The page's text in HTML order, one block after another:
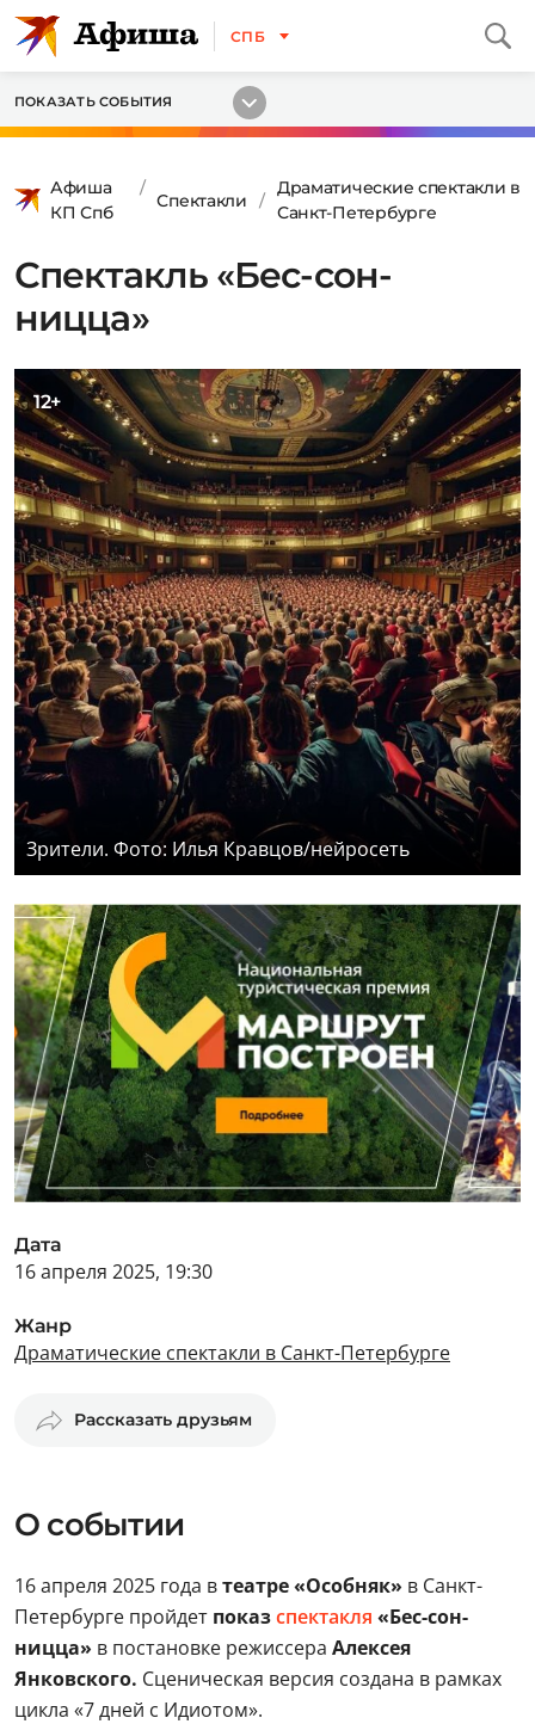
СПБ
ПОКАЗАТЬ СОБЫТИЯ
Афиша
КП Спб
Спектакли
Драматические спектакли в
Санкт-Петербурге
Спектакль «Бес-сон-
ницца»
12+
Зрители. Фото: Илья Кравцов/нейросеть
Дата
16 апреля 2025, 19:30
Жанр
Драматические спектакли в Санкт-Петербурге
Рассказать друзьям
О событии
16 апреля 2025 года втеатре «Особняк» в Санкт-
Петербурге пройдет показспектакля «Бес-сон-
ницца» в постановке режиссера Алексея
Янковского. Сценическая версия создана в рамках
цикла «7 дней с Идиотом».